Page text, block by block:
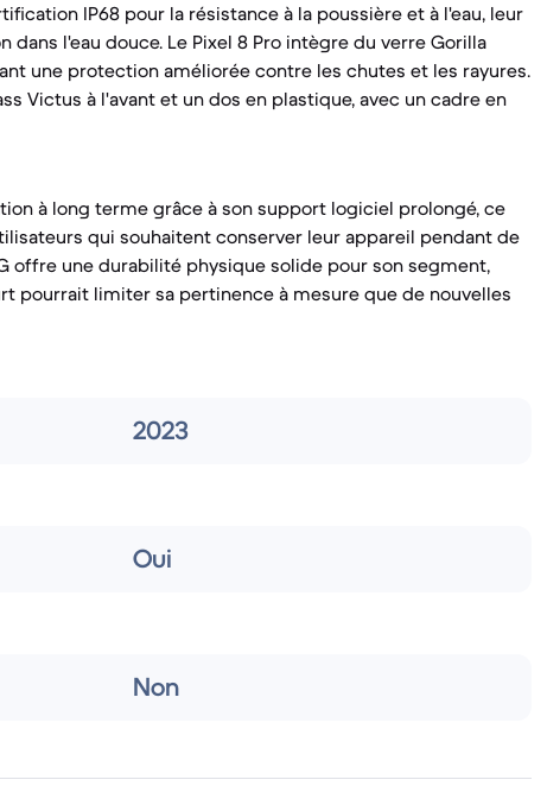
IP68 pour la résistance à la poussière et à l'eau, leur
l'eau douce. Le Pixel 8 Pro intègre du verre Gorilla
une protection améliorée contre les chutes et les rayures.
Victus à l'avant et un dos en plastique, avec un cadre en
à long terme grâce à son support logiciel prolongé, ce
qui souhaitent conserver leur appareil pendant de
offre une durabilité physique solide pour son segment,
pourrait limiter sa pertinence à mesure que de nouvelles
2023
Oui
Non